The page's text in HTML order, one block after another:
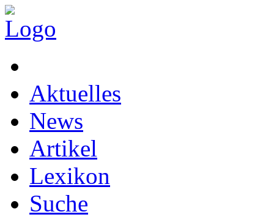
Aktuelles
News
Artikel
Lexikon
Suche